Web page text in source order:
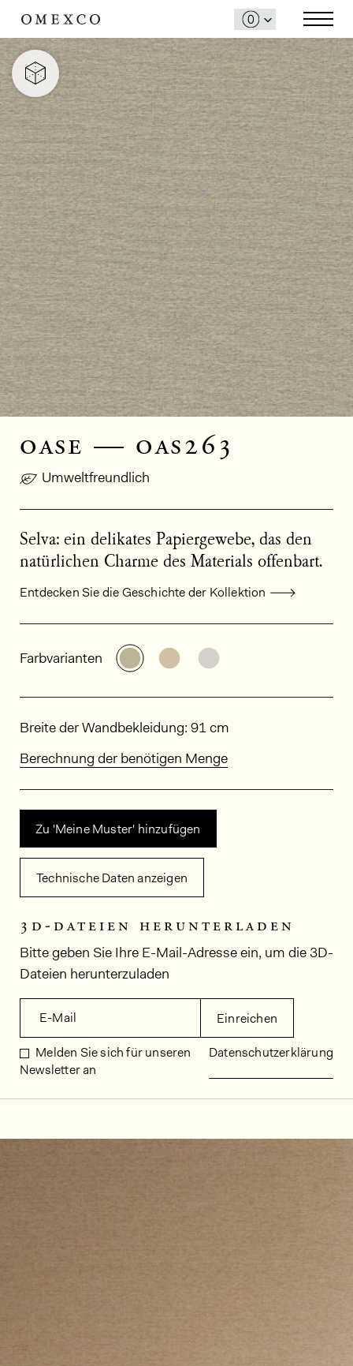
oase — oas263
Umweltfreundlich
Selva: ein delikates Papiergewebe, das den
natürlichen Charme des Materials offenbart.
Entdecken Sie die Geschichte der Kollektion
Allgemeine Produktinformationen
Farbvarianten Weitere Varianten entdecken:
Weitere Varianten
Abmessungen
Breite der Wandbekleidung: 91 cm
Berechnung der benötigen Menge
Zu 'Meine Muster' hinzufügen
Technische Daten anzeigen
3d-dateien herunterladen
Bitte geben Sie Ihre E-Mail-Adresse ein, um die 3D-
Dateien herunterzuladen
E-Mail Einreichen
Melden Sie sich für unseren
Newsletter an
Datenschutzerklärung